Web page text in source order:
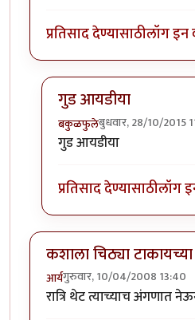
प्रतिसाद देण्यासाठीलॉग इन
गुड आयडीया
बकुळफुलेबुधवार, 28/10/2015
In reply to
गुड आयडीया
प्रतिसाद देण्यासाठीलॉग
कशाला चिठ्या टाकायच्या
आर्यगुरुवार, 10/04/2008 13:40
रात्रि थेट त्याच्याच अंगणात